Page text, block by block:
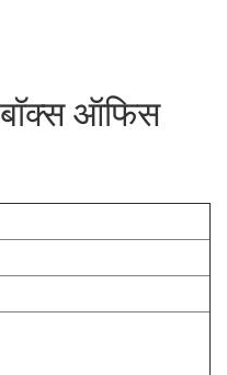
बॉक्स ऑफिस